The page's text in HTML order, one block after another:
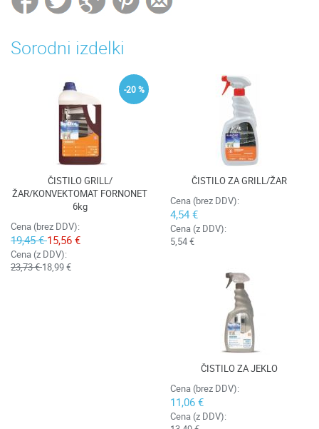
Sorodni izdelki
-20 %
ČISTILO GRILL/
ŽAR/KONVEKTOMAT FORNONET
6kg
Cena (brez DDV):
19,45 €15,56 €
Cena (z DDV):
23,73 €18,99 €
ČISTILO ZA GRILL/ŽAR
Cena (brez DDV):
4,54 €
Cena (z DDV):
5,54 €
ČISTILO ZA JEKLO
Cena (brez DDV):
11,06 €
Cena (z DDV):